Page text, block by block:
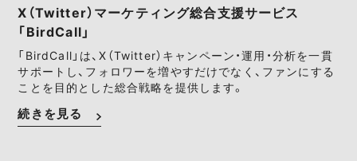
X（Twitter）マーケティング総合支援サービス
「BirdCall」
「BirdCall」は、X（Twitter）キャンペーン・運用・分析を一貫
サポートし、フォロワーを増やすだけでなく、ファンにする
ことを目的とした総合戦略を提供します。
続きを見る